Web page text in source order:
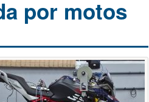
por motos